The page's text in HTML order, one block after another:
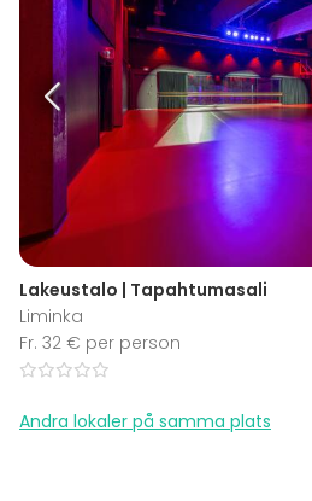
Lakeustalo | Tapahtumasali
Liminka
Fr. 32 € per person
Andra lokaler på samma plats